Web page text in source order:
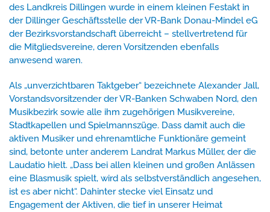
des Landkreis Dillingen wurde in einem kleinen Festakt in
der Dillinger Geschäftsstelle der VR-Bank Donau-Mindel eG
der Bezirksvorstandschaft überreicht – stellvertretend für
die Mitgliedsvereine, deren Vorsitzenden ebenfalls
anwesend waren.
Als „unverzichtbaren Taktgeber“ bezeichnete Alexander Jall,
Vorstandsvorsitzender der VR-Banken Schwaben Nord, den
Musikbezirk sowie alle ihm zugehörigen Musikvereine,
Stadtkapellen und Spielmannszüge. Dass damit auch die
aktiven Musiker und ehrenamtliche Funktionäre gemeint
sind, betonte unter anderem Landrat Markus Müller, der die
Laudatio hielt. „Dass bei allen kleinen und großen Anlässen
eine Blasmusik spielt, wird als selbstverständlich angesehen,
ist es aber nicht“. Dahinter stecke viel Einsatz und
Engagement der Aktiven, die tief in unserer Heimat